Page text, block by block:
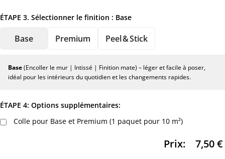
ÉTAPE 3. Sélectionner le finition : Base
Base Premium Peel & Stick
Base(Encoller le mur | Intissé | Finition mate) – léger et facile à poser,
idéal pour les intérieurs du quotidien et les changements rapides.
ÉTAPE 4: Options supplémentaires:
Colle pour Base et Premium (1 paquet pour 10 m²)
Prix: 7,50€